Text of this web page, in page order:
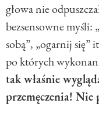
głowa nie
bezsensowne myśli:
sobą”, „ogarnij się”
po których
tak właśnie
przemęczenia! Nie